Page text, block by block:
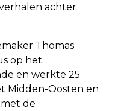
achter
Thomas
op het
en werkte 25
Midden-Oosten en
de